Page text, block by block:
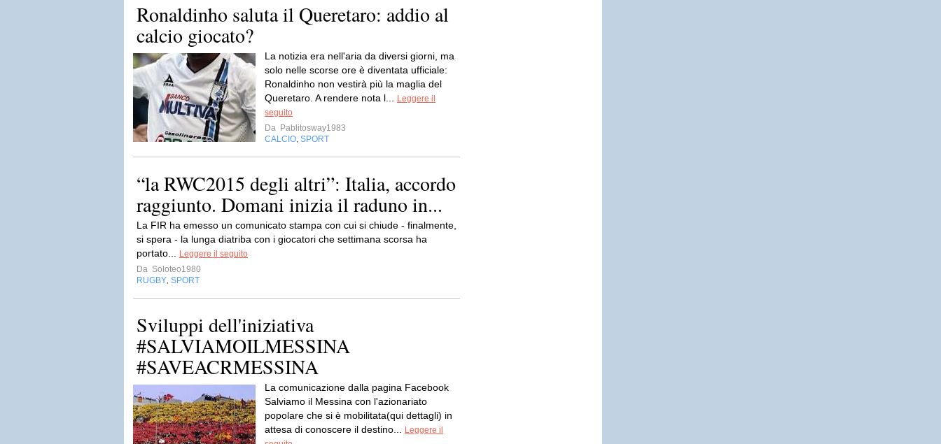
Ronaldinho saluta il Queretaro: addio al
calcio giocato?
La notizia era nell'aria da diversi giorni, ma
solo nelle scorse ore è diventata ufficiale:
Ronaldinho non vestirà più la maglia del
Queretaro. A rendere nota l...
Leggere il
seguito
Da Pablitosway1983
CALCIO SPORT
“la RWC2015 degli altri”: Italia, accordo
raggiunto. Domani inizia il raduno in...
La FIR ha emesso un comunicato stampa con cui si chiude - finalmente,
si spera - la lunga diatriba con i giocatori che settimana scorsa ha
portato...
Leggere il seguito
Da Soloteo1980
RUGBY SPORT
Sviluppi dell'iniziativa
#‎SALVIAMOILMESSINA
‪#‎SAVEACRMESSINA
La comunicazione dalla pagina Facebook
Salviamo il Messina con l'azionariato
popolare che si è mobilitata(qui dettagli) in
attesa di conoscere il destino...
Leggere il